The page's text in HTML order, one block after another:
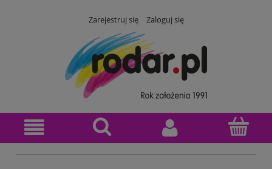
Zarejestruj się Zaloguj się